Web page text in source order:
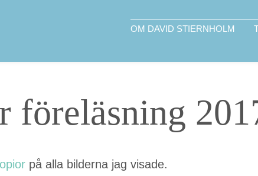
OM DAVID STIERNHOLM
föreläsning
på alla bilder­na jag visade.